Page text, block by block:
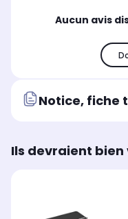
Aucun avis
Notice, fiche
Ils devraient bien